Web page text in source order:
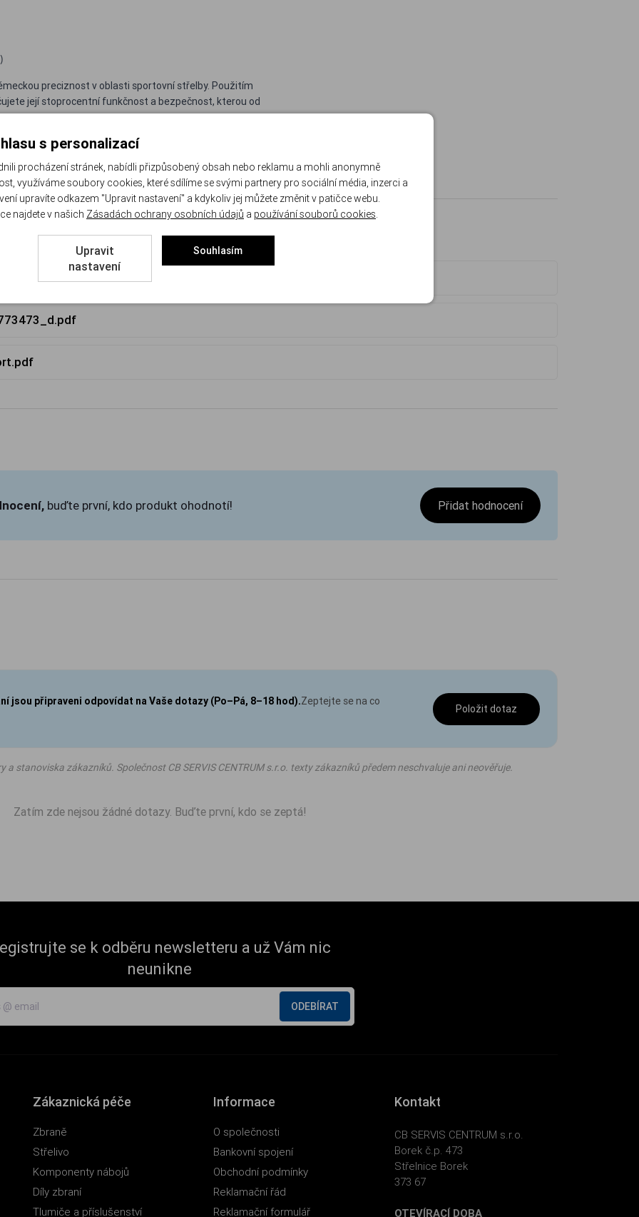
preciznost v oblasti sportovní střelby. Použitím
její stoprocentní funkčnost a bezpečnost, kterou od
si naši nabídku originálních náhradních dílů a
buďte první, kdo produkt ohodnotí! Přidat hodnocení
jsou připraveni odpovídat na Vaše dotazy (Po–Pá, 8–18 hod).Zeptejte se na co
Položit dotaz
stanoviska zákazníků. Společnost CB SERVIS CENTRUM s.r.o. texty zákazníků předem neschvaluje ani neověřuje.
Zatím zde nejsou žádné dotazy. Buďte první, kdo se zeptá!
se k odběru newsletteru a už Vám nic
neunikne
ODEBÍRAT
Zákaznická péče
Zbraně
Střelivo
Komponenty nábojů
Díly zbraní
Tlumiče a příslušenství
Informace
O společnosti
Bankovní spojení
Obchodní podmínky
Reklamační řád
Reklamační formulář
Kontakt
CB SERVIS CENTRUM s.r.o.
Borek č.p. 473
Střelnice Borek
373 67
OTEVÍRACÍ DOBA
s personalizací
procházení stránek, nabídli přizpůsobený obsah nebo reklamu a mohli anonymně
využíváme soubory cookies, které sdílíme se svými partnery pro sociální média, inzerci a
upravíte odkazem "Upravit nastavení" a kdykoliv jej můžete změnit v patičce webu.
najdete v našich Zásadách ochrany osobních údajů a používání souborů cookies.
Upravit
nastavení
Souhlasím